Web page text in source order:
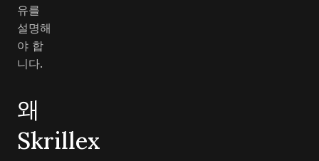
유를
설명해
야 합
니다.
왜
Skrillex